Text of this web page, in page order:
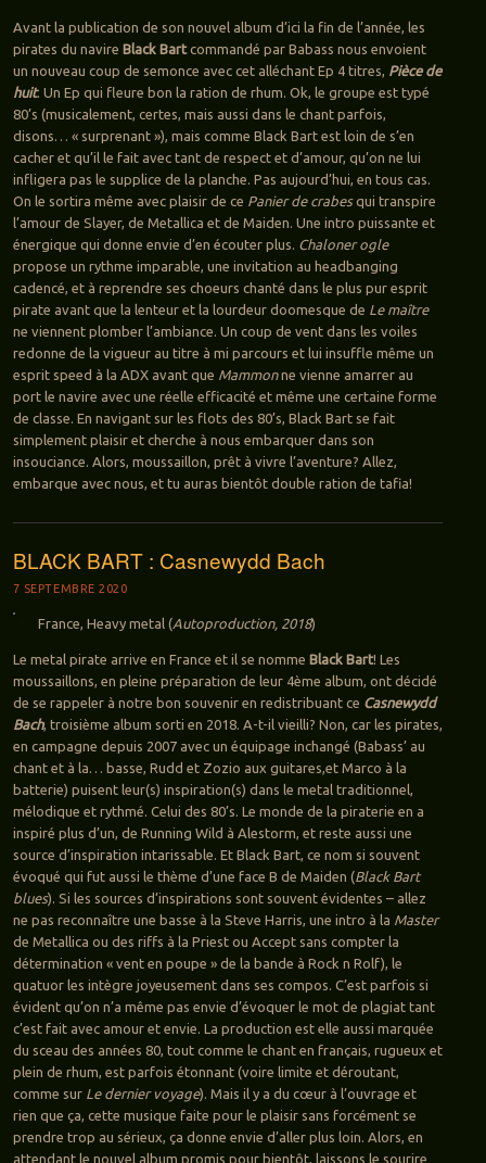
Avant la publication de son nouvel album d’ici la fin de l’année, les
pirates du navire Black Bartcommandé par Babass nous envoient
un nouveau coup de semonce avec cet alléchant Ep 4 titres, Pièce de
huit. Un Ep qui fleure bon la ration de rhum. Ok, le groupe est typé
80’s (musicalement, certes, mais aussi dans le chant parfois,
disons… « surprenant »), mais comme Black Bart est loin de s’en
cacher et qu’il le fait avec tant de respect et d’amour, qu’on ne lui
infligera pas le supplice de la planche. Pas aujourd’hui, en tous cas.
On le sortira même avec plaisir de ce Panier de crabesqui transpire
l’amour de Slayer, de Metallica et de Maiden. Une intro puissante et
énergique qui donne envie d’en écouter plus. Chaloner ogle
propose un rythme imparable, une invitation au headbanging
cadencé, et à reprendre ses choeurs chanté dans le plus pur esprit
pirate avant que la lenteur et la lourdeur doomesque de Le maître
ne viennent plomber l’ambiance. Un coup de vent dans les voiles
redonne de la vigueur au titre à mi parcours et lui insuffle même un
esprit speed à la ADX avant que Mammonne vienne amarrer au
port le navire avec une réelle efficacité et même une certaine forme
de classe. En navigant sur les flots des 80’s, Black Bart se fait
simplement plaisir et cherche à nous embarquer dans son
insouciance. Alors, moussaillon, prêt à vivre l’aventure? Allez,
embarque avec nous, et tu auras bientôt double ration de tafia!
BLACK BART : Casnewydd Bach
7 SEPTEMBRE 2020
France, Heavy metal (Autoproduction, 2018)
Le metal pirate arrive en France et il se nomme Black Bart! Les
moussaillons, en pleine préparation de leur 4ème album, ont décidé
de se rappeler à notre bon souvenir en redistribuant ce Casnewydd
Bach, troisième album sorti en 2018. A-t-il vieilli? Non, car les pirates,
en campagne depuis 2007 avec un équipage inchangé (Babass’ au
chant et à la… basse, Rudd et Zozio aux guitares,et Marco à la
batterie) puisent leur(s) inspiration(s) dans le metal traditionnel,
mélodique et rythmé. Celui des 80’s. Le monde de la piraterie en a
inspiré plus d’un, de Running Wild à Alestorm, et reste aussi une
source d’inspiration intarissable. Et Black Bart, ce nom si souvent
évoqué qui fut aussi le thème d’une face B de Maiden (Black Bart
blues). Si les sources d’inspirations sont souvent évidentes – allez
ne pas reconnaître une basse à la Steve Harris, une intro à la Master
de Metallica ou des riffs à la Priest ou Accept sans compter la
détermination « vent en poupe » de la bande à Rock n Rolf), le
quatuor les intègre joyeusement dans ses compos. C’est parfois si
évident qu’on n’a même pas envie d’évoquer le mot de plagiat tant
c’est fait avec amour et envie. La production est elle aussi marquée
du sceau des années 80, tout comme le chant en français, rugueux et
plein de rhum, est parfois étonnant (voire limite et déroutant,
comme sur Le dernier voyage). Mais il y a du cœur à l’ouvrage et
rien que ça, cette musique faite pour le plaisir sans forcément se
prendre trop au sérieux, ça donne envie d’aller plus loin. Alors, en
attendant le nouvel album promis pour bientôt, laissons le sourire